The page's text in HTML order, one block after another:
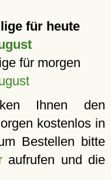
für heute
für morgen
Ihnen den
kostenlos in
Bestellen bitte
aufrufen und die